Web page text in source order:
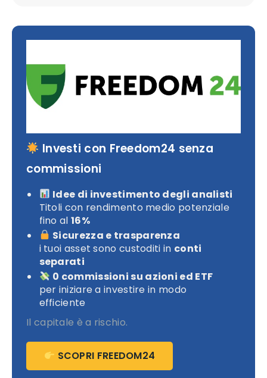
Investi con Freedom24 senza
commissioni
Idee di investimento degli analisti
Titoli con rendimento medio potenziale
fino al 16%
Sicurezza e trasparenza
i tuoi asset sono custoditi in conti
separati
0 commissioni su azioni ed ETF
per iniziare a investire in modo
efficiente
Il capitale è a rischio.
SCOPRI FREEDOM24